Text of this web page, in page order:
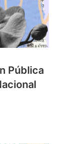
Pública